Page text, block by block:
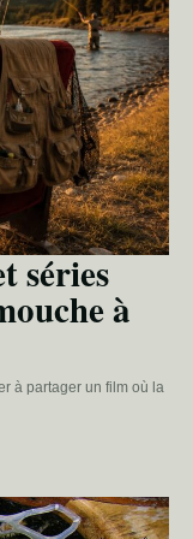
séries
à
à partager un film où la